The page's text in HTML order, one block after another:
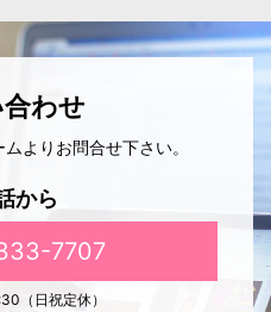
わせ
よりお問合せ下さい。
から
7707
（日祝定休）